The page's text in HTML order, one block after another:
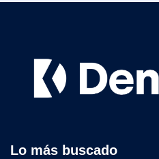
Lo más buscado